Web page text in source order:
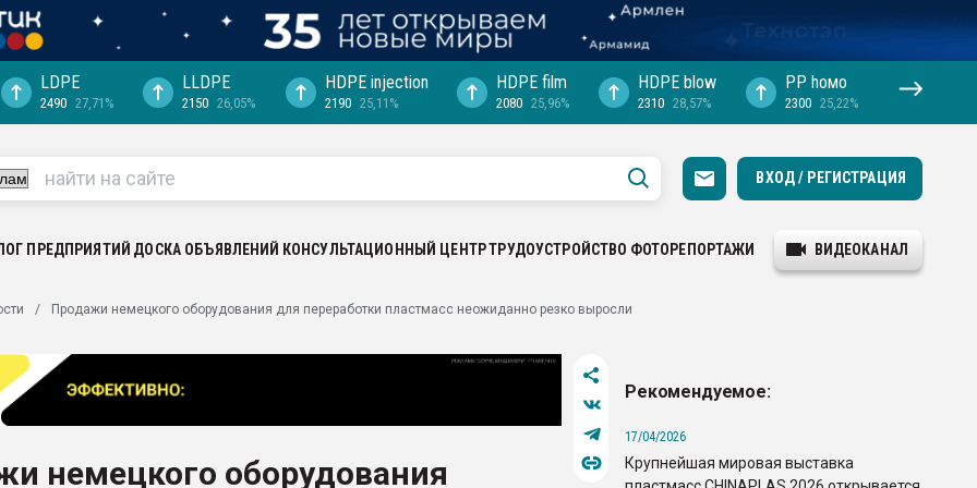
выходит на
рынке
LDPE
2490 27,71%
LLDPE
2150 26,05%
HDPE injection
2190 25,11%
HDPE film
2080 25,96%
HDPE blow
2310 28,57%
PP hомо
2300 25,22%
ВХОД / РЕГИСТРАЦИЯ
ПРЕДПРИЯТИЙ ДОСКА ОБЪЯВЛЕНИЙ КОНСУЛЬТАЦИОННЫЙ ЦЕНТРТРУДОУСТРОЙСТВО ФОТОРЕПОРТАЖИ ВИДЕОКАНАЛ
Продажи немецкого оборудования для переработки пластмасс неожиданно резко выросли
немецкого оборудования
Рекомендуемое:
17/04/2026
Крупнейшая мировая выставка